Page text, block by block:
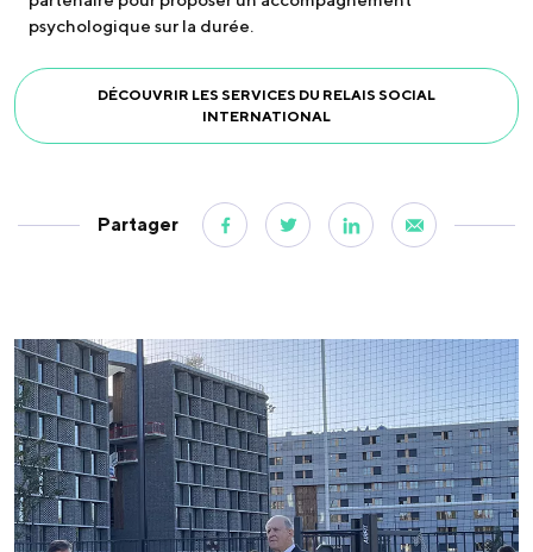
psychologique sur la durée.
DÉCOUVRIR LES SERVICES DU RELAIS SOCIAL
INTERNATIONAL
Partager